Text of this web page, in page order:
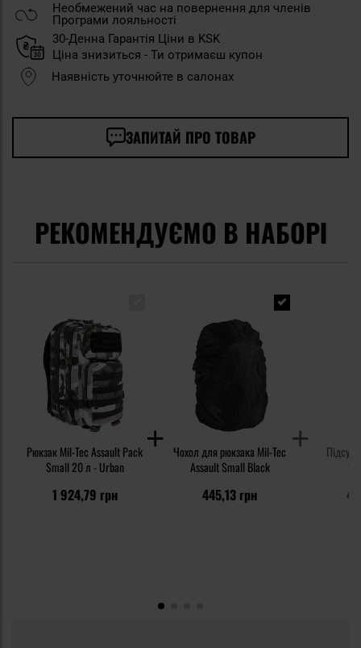
Необмежений час на повернення для членів
Програми лояльності
30-Денна Гарантія Ціни в KSK
Ціна знизиться - Ти отримаєш купон
Наявність уточнюйте в салонах
ЗАПИТАЙ ПРО ТОВАР
РЕКОМЕНДУЄМО В НАБОРІ
Рюкзак Mil-Tec Assault Pack
Small 20 л - Urban
1 924,79 грн
Чохол для рюкзака Mil-Tec
Assault Small Black
445,13 грн